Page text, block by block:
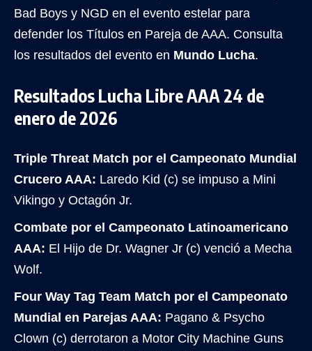
Bad Boys y NGD en el evento estelar para
defender los Títulos en Pareja de AAA. Consulta
los resultados del evento en Mundo Lucha.
Resultados Lucha Libre AAA 24 de
enero de 2026
Triple Threat Match por el Campeonato Mundial
Crucero AAA: Laredo Kid (c) se impuso a Mini
Vikingo y Octagón Jr.
Combate por el Campeonato Latinoamericano
AAA: El Hijo de Dr. Wagner Jr (c) venció a Mecha
Wolf.
Four Way Tag Team Match por el Campeonato
Mundial en Parejas AAA: Pagano & Psycho
Clown (c) derrotaron a Motor City Machine Guns